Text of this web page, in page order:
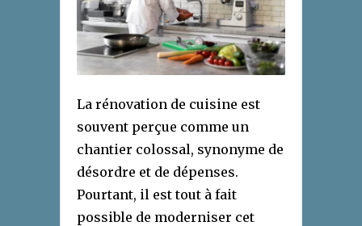
La rénovation de cuisine est
souvent perçue comme un
chantier colossal, synonyme de
désordre et de dépenses.
Pourtant, il est tout à fait
possible de moderniser cet